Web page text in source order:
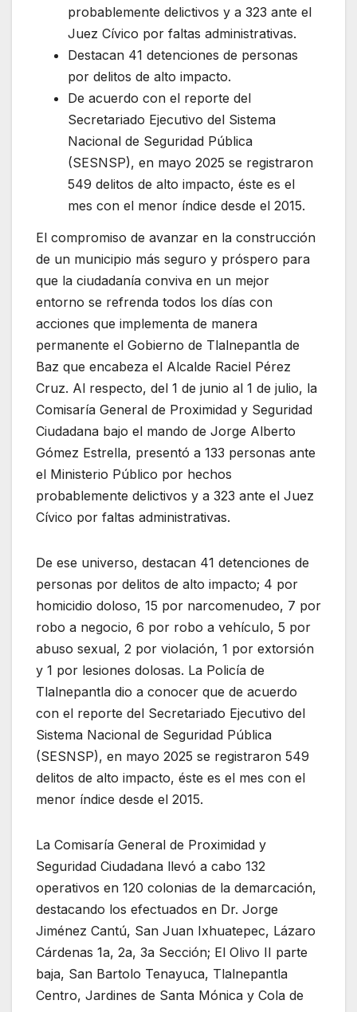
probablemente delictivos y a 323 ante el
Juez Cívico por faltas administrativas.
Destacan 41 detenciones de personas
por delitos de alto impacto.
De acuerdo con el reporte del
Secretariado Ejecutivo del Sistema
Nacional de Seguridad Pública
(SESNSP), en mayo 2025 se registraron
549 delitos de alto impacto, éste es el
mes con el menor índice desde el 2015.
El compromiso de avanzar en la construcción
de un municipio más seguro y próspero para
que la ciudadanía conviva en un mejor
entorno se refrenda todos los días con
acciones que implementa de manera
permanente el Gobierno de Tlalnepantla de
Baz que encabeza el Alcalde Raciel Pérez
Cruz. Al respecto, del 1 de junio al 1 de julio, la
Comisaría General de Proximidad y Seguridad
Ciudadana bajo el mando de Jorge Alberto
Gómez Estrella, presentó a 133 personas ante
el Ministerio Público por hechos
probablemente delictivos y a 323 ante el Juez
Cívico por faltas administrativas.
De ese universo, destacan 41 detenciones de
personas por delitos de alto impacto; 4 por
homicidio doloso, 15 por narcomenudeo, 7 por
robo a negocio, 6 por robo a vehículo, 5 por
abuso sexual, 2 por violación, 1 por extorsión
y 1 por lesiones dolosas. La Policía de
Tlalnepantla dio a conocer que de acuerdo
con el reporte del Secretariado Ejecutivo del
Sistema Nacional de Seguridad Pública
(SESNSP), en mayo 2025 se registraron 549
delitos de alto impacto, éste es el mes con el
menor índice desde el 2015.
La Comisaría General de Proximidad y
Seguridad Ciudadana llevó a cabo 132
operativos en 120 colonias de la demarcación,
destacando los efectuados en Dr. Jorge
Jiménez Cantú, San Juan Ixhuatepec, Lázaro
Cárdenas 1a, 2a, 3a Sección; El Olivo II parte
baja, San Bartolo Tenayuca, Tlalnepantla
Centro, Jardines de Santa Mónica y Cola de